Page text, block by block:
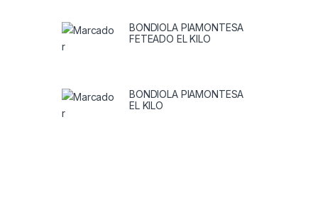
BONDIOLA PIAMONTESA
FETEADO EL KILO
BONDIOLA PIAMONTESA
EL KILO